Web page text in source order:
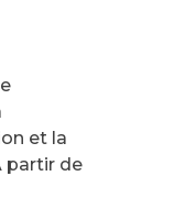
et la
partir de